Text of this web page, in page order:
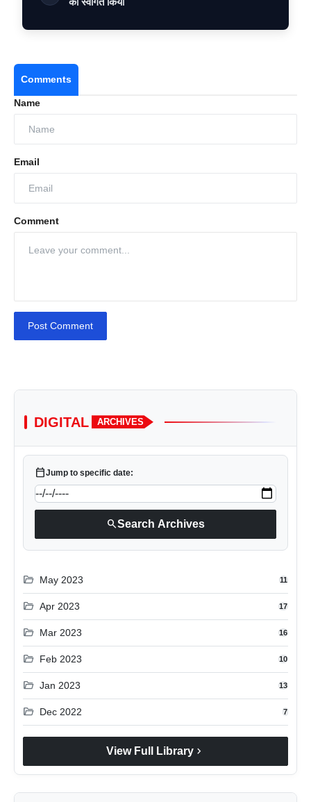
Comments
Name
Email
Comment
Post Comment
DIGITAL ARCHIVES
calendar_todayJump to specific date:
searchSearch Archives
folder_open May 2023 11
folder_open Apr 2023 17
folder_open Mar 2023 16
folder_open Feb 2023 10
folder_open Jan 2023 13
folder_open Dec 2022 7
View Full Library chevron_right